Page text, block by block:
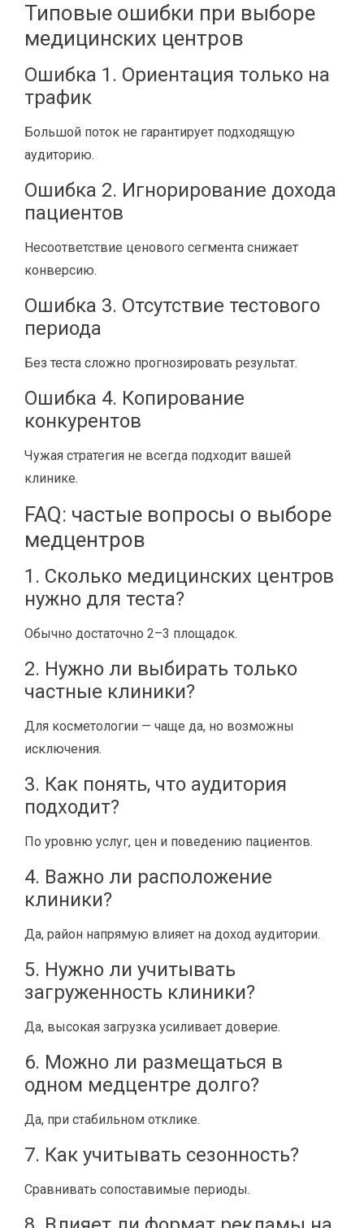
Типовые ошибки при выборе
медицинских центров
Ошибка 1. Ориентация только на
трафик
Большой поток не гарантирует подходящую
аудиторию.
Ошибка 2. Игнорирование дохода
пациентов
Несоответствие ценового сегмента снижает
конверсию.
Ошибка 3. Отсутствие тестового
периода
Без теста сложно прогнозировать результат.
Ошибка 4. Копирование
конкурентов
Чужая стратегия не всегда подходит вашей
клинике.
FAQ: частые вопросы о выборе
медцентров
1. Сколько медицинских центров
нужно для теста?
Обычно достаточно 2–3 площадок.
2. Нужно ли выбирать только
частные клиники?
Для косметологии — чаще да, но возможны
исключения.
3. Как понять, что аудитория
подходит?
По уровню услуг, цен и поведению пациентов.
4. Важно ли расположение
клиники?
Да, район напрямую влияет на доход аудитории.
5. Нужно ли учитывать
загруженность клиники?
Да, высокая загрузка усиливает доверие.
6. Можно ли размещаться в
одном медцентре долго?
Да, при стабильном отклике.
7. Как учитывать сезонность?
Сравнивать сопоставимые периоды.